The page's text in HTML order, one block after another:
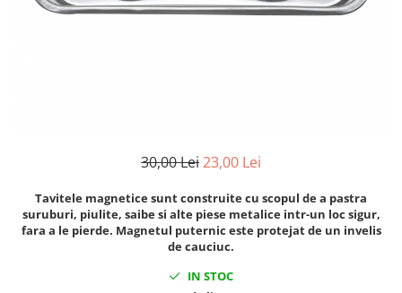
Dulapuri Bancuri Carucioare
Aparate taiere cu plasma
Autogen
30,00 Lei23,00 Lei
Tavitele magnetice sunt construite cu scopul de a pastra
suruburi, piulite, saibe si alte piese metalice intr-un loc sigur,
fara a le pierde. Magnetul puternic este protejat de un invelis
de cauciuc.
IN STOC